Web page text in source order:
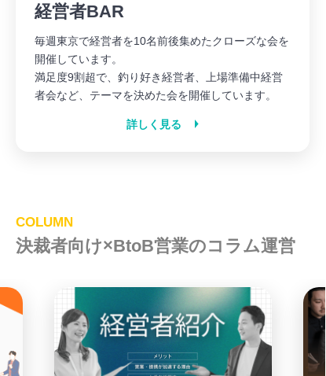
経営者BAR
毎週東京で経営者を10名前後集めたクローズな会を
開催しています。
満足度9割超で、釣り好き経営者、上場準備中経営
者会など、テーマを決めた会を開催しています。
詳しく見る
COLUMN
決裁者向け×BtoB営業のコラム運営